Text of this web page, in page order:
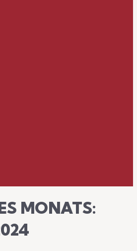
MONATS: